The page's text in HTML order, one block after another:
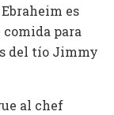
es
para
del tío Jimmy
al chef